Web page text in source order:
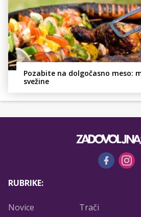
Pozabite na dolgočasno meso:
svežine
RUBRIKE:
Novice Trači